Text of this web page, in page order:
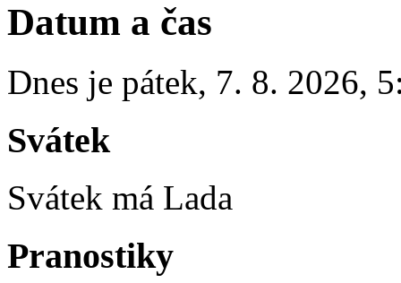
Datum a čas
Dnes je pátek, 7. 8. 2026,
Svátek
Svátek má Lada
Pranostiky